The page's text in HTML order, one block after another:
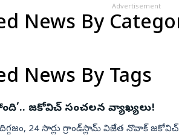
Advertisement
News By
News By Tags
జకోవిచ్‌ సంచలన వ్యాఖ్యలు!
24 సార్లు గ్రాండ్‌స్లామ్ విజేత నొవాక్